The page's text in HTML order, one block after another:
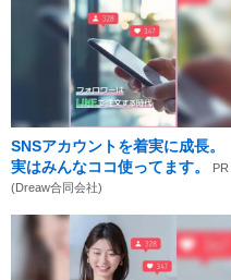
SNSアカウントを着実に成長。
実はみんなココ使ってます。
PR
(Dreaw合同会社)